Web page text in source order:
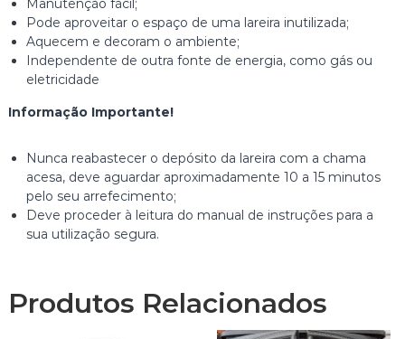
E
D
E
B
O
A
Manutenção fácil;
Pode aproveitar o espaço de uma lareira inutilizada;
Aquecem e decoram o ambiente;
Independente de outra fonte de energia, como gás ou
eletricidade
Informação Importante!
Nunca reabastecer o depósito da lareira com a chama
acesa, deve aguardar aproximadamente 10 a 15 minutos
pelo seu arrefecimento;
Deve proceder à leitura do manual de instruções para a
sua utilização segura.
Produtos Relacionados